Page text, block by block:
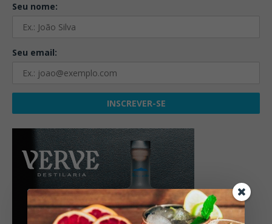
Seu nome:
Seu email: